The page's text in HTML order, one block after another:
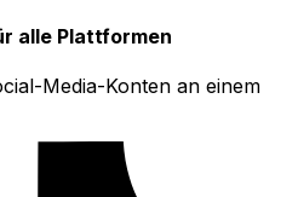
alle Plattformen
Media-Konten an einem